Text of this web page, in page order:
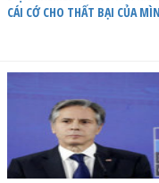
CÁI CỚ CHO THẤT BẠI CỦA